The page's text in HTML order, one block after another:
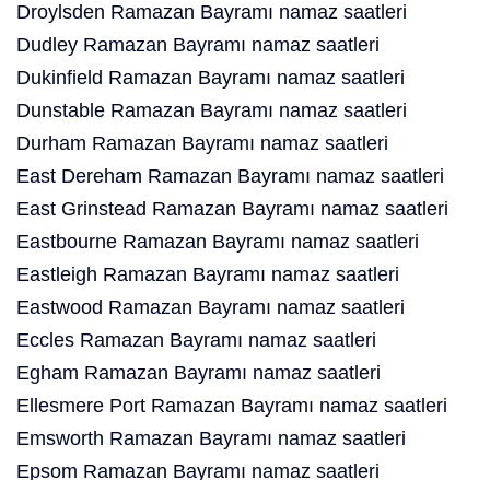
Droylsden Ramazan Bayramı namaz saatleri
Dudley Ramazan Bayramı namaz saatleri
Dukinfield Ramazan Bayramı namaz saatleri
Dunstable Ramazan Bayramı namaz saatleri
Durham Ramazan Bayramı namaz saatleri
East Dereham Ramazan Bayramı namaz saatleri
East Grinstead Ramazan Bayramı namaz saatleri
Eastbourne Ramazan Bayramı namaz saatleri
Eastleigh Ramazan Bayramı namaz saatleri
Eastwood Ramazan Bayramı namaz saatleri
Eccles Ramazan Bayramı namaz saatleri
Egham Ramazan Bayramı namaz saatleri
Ellesmere Port Ramazan Bayramı namaz saatleri
Emsworth Ramazan Bayramı namaz saatleri
Epsom Ramazan Bayramı namaz saatleri